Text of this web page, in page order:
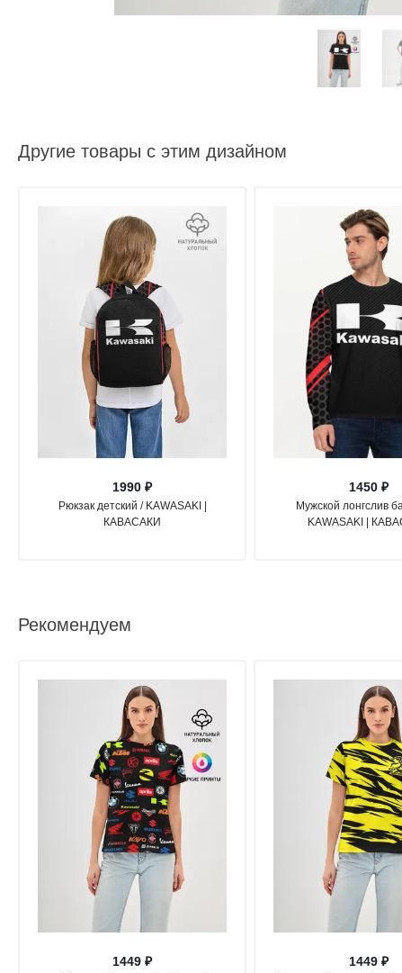
Другие товары с этим дизайном
1990 ₽
Рюкзак детский / KAWASAKI |
КАВАСАКИ
1450 ₽
Мужской лонгслив
KAWASAKI |
Рекомендуем
1449 ₽ 1449 ₽